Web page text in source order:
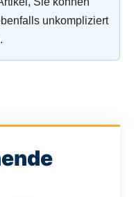
unkompliziert